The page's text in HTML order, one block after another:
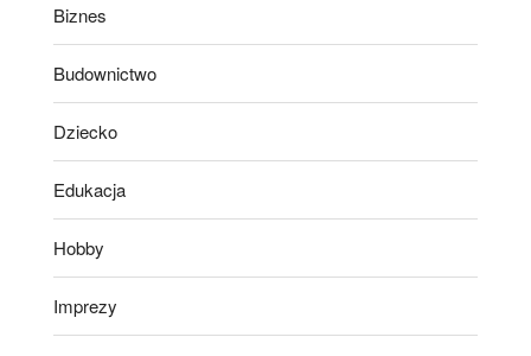
Biznes
Budownictwo
Dziecko
Edukacja
Hobby
Imprezy